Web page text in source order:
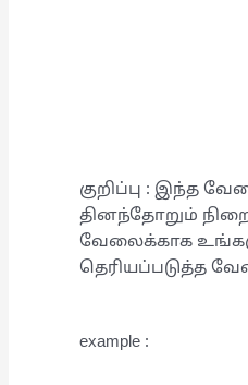
குறிப்பு : இந்த
தினந்தோறும்
வேலைக்காக
தெரியப்படுத்த
example :